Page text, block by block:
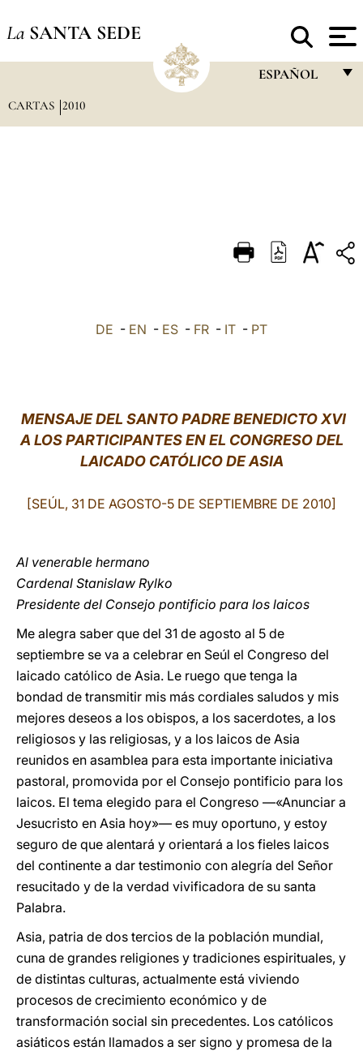
La SANTA SEDE
ESPAÑOL
DEUTSCH
العربيّة
CARTAS 2010
DE - EN - ES - FR - IT - PT
MENSAJE DEL SANTO PADRE BENEDICTO XVI
A LOS PARTICIPANTES EN EL CONGRESO DEL
LAICADO CATÓLICO DE ASIA
[SEÚL, 31 DE AGOSTO-5 DE SEPTIEMBRE DE 2010]
Al venerable hermano
Cardenal Stanislaw Rylko
Presidente del Consejo pontificio para los laicos
Me alegra saber que del 31 de agosto al 5 de
septiembre se va a celebrar en Seúl el Congreso del
laicado católico de Asia. Le ruego que tenga la
bondad de transmitir mis más cordiales saludos y mis
mejores deseos a los obispos, a los sacerdotes, a los
religiosos y las religiosas, y a los laicos de Asia
reunidos en asamblea para esta importante iniciativa
pastoral, promovida por el Consejo pontificio para los
laicos. El tema elegido para el Congreso —«Anunciar a
Jesucristo en Asia hoy»— es muy oportuno, y estoy
seguro de que alentará y orientará a los fieles laicos
del continente a dar testimonio con alegría del Señor
resucitado y de la verdad vivificadora de su santa
Palabra.
Asia, patria de dos tercios de la población mundial,
cuna de grandes religiones y tradiciones espirituales, y
de distintas culturas, actualmente está viviendo
procesos de crecimiento económico y de
transformación social sin precedentes. Los católicos
asiáticos están llamados a ser signo y promesa de la